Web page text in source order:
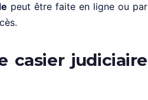
peut être faite en ligne ou par
casier judiciaire